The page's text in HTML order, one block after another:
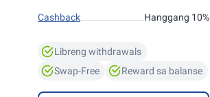
Cashback Hanggang 10%
Libreng withdrawals
Swap-Free
Reward sa balanse